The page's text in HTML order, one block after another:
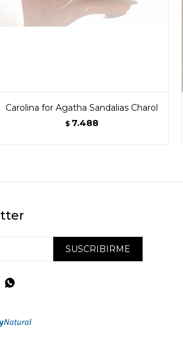
Carolina for Agatha Sandalias Charol
$ 7.488
SUSCRIBIRME
